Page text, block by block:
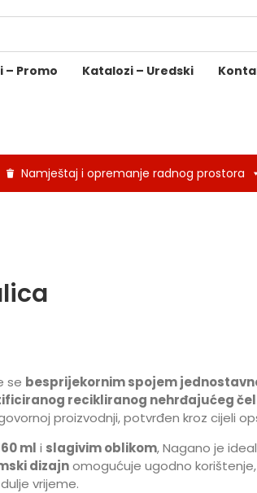
– Promo Katalozi – Uredski
Namještaj i opremanje radnog prostora
se besprijekornim spojem
recikliranog nehrđajućeg
proizvodnji, potvrđen kroz cijeli
ml i slagivim oblikom, Nagano je
dizajnomogućuje ugodno
vrijeme.